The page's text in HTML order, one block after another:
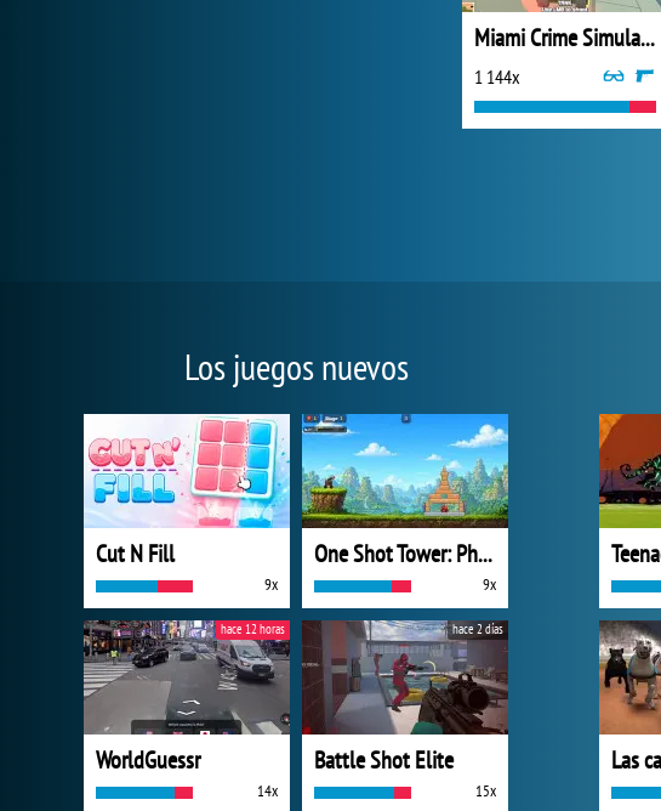
Miami Crime Simulator 3D
1 144x
Los juegos nuevos
Cut N Fill
9x
One Shot Tower: Physics Destroyer
9x
WorldGuessr
14x
hace 12 horas
Battle Shot Elite
15x
hace 2 días